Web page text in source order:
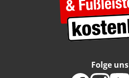
Folge uns